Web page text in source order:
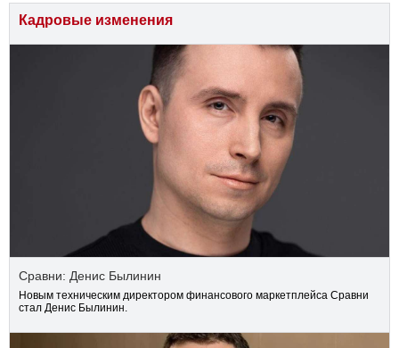
Кадровые изменения
Сравни: Денис Былинин
Новым техническим директором финансового маркетплейса Сравни
стал Денис Былинин.